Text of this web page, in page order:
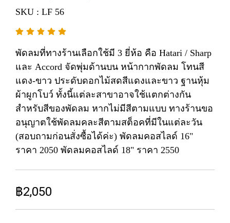
SKU : LF 56
พัดลมที่ทางร้านเลือกใช้มี 3 ยี่ห้อ คือ Hatari / Sharp
และ Accord จัดพุ่มด้านบน หน้ากากพัดลม โทนสี
แดง-ขาว ประดับดอกไม้สดสีแดงและขาว ฐานหุ้ม
ผ้าผูกโบว์ ทั้งนี้แต่ละสาขาอาจใช้แตกต่างกัน
สำหรับสีของพัดลม หากไม่มีสีตามแบบ ทางร้านขอ
อนุญาตใช้พัดลมคละสีตามสต็อคที่มีในแต่ละวัน
(สอบถามก่อนสั่งซื้อได้ค่ะ) พัดลมคอสไลด์ 16"
ราคา 2050 พัดลมคอสไลด์ 18" ราคา 2550
฿2,050